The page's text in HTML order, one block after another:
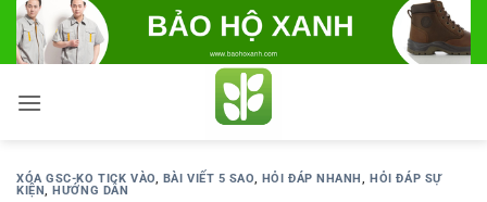
Bỏ
qua
nội
dung
XÓA GSC-KO TICK VÀO, BÀI VIẾT 5 SAO, HỎI ĐÁP NHANH, HỎI ĐÁP SỰ
KIỆN, HƯỚNG DẪN